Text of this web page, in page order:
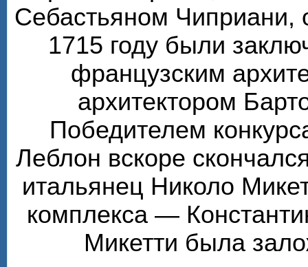
Себастьяном
1715 году были
французским
архитектором
Победителем
Леблон вскоре
итальянец Николо
комплекса —
Микетти была